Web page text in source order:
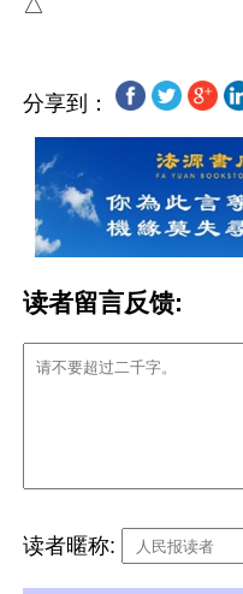
分享到：
读者留言反馈:
读者暱称: